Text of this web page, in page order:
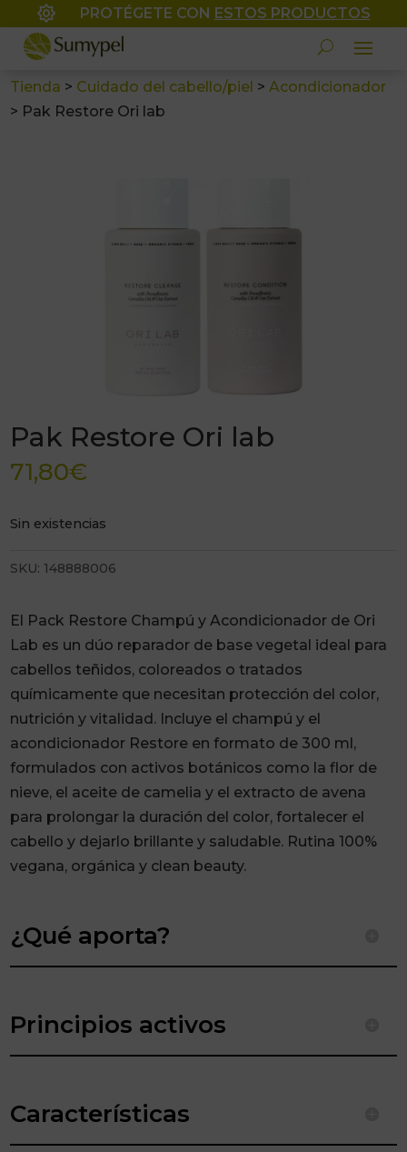
 PROTÉGETE CON ESTOS PRODUCTOS
Tienda > Cuidado del cabello/piel >Acondicionador
> Pak Restore Ori lab
Pak Restore Ori lab
71,80€
Sin existencias
SKU: 148888006
El Pack Restore Champú y Acondicionador de Ori
Lab es un dúo reparador de base vegetal ideal para
cabellos teñidos, coloreados o tratados
químicamente que necesitan protección del color,
nutrición y vitalidad. Incluye el champú y el
acondicionador Restore en formato de 300 ml,
formulados con activos botánicos como la flor de
nieve, el aceite de camelia y el extracto de avena
para prolongar la duración del color, fortalecer el
cabello y dejarlo brillante y saludable. Rutina 100%
vegana, orgánica y clean beauty.
¿Qué aporta?
Principios activos
Características